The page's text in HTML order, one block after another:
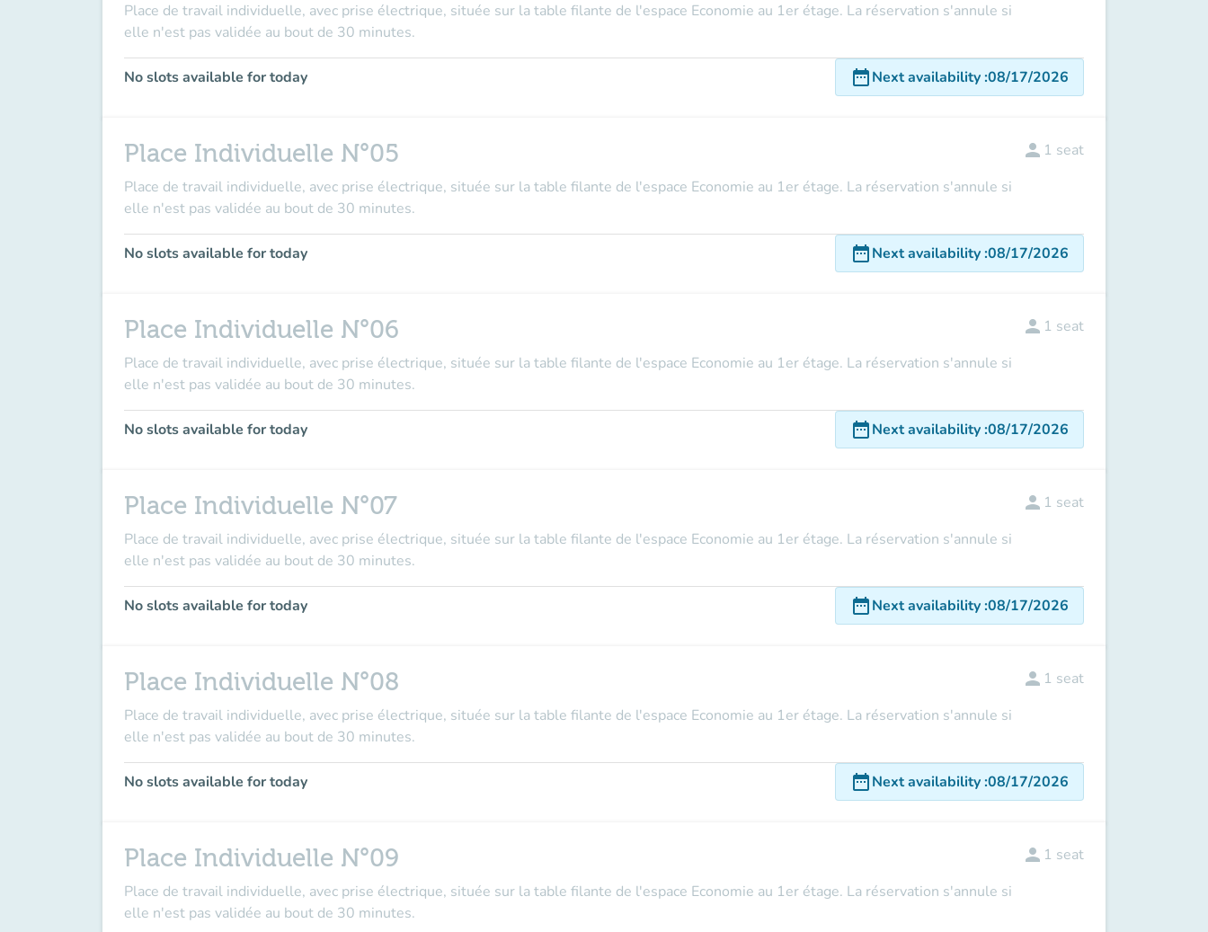
Place de travail individuelle, avec prise électrique, située sur la table filante de l'espace Economie au 1er étage. La réservation s'annule si
elle n'est pas validée au bout de 30 minutes.
No slots available for today date_rangeNext availability:08/17/2026
Place Individuelle N°05
Place de travail individuelle, avec prise électrique, située sur la table filante de l'espace Economie au 1er étage. La réservation s'annule si
elle n'est pas validée au bout de 30 minutes.
person 1 seat
No slots available for today date_rangeNext availability:08/17/2026
Place Individuelle N°06
Place de travail individuelle, avec prise électrique, située sur la table filante de l'espace Economie au 1er étage. La réservation s'annule si
elle n'est pas validée au bout de 30 minutes.
person 1 seat
No slots available for today date_rangeNext availability:08/17/2026
Place Individuelle N°07
Place de travail individuelle, avec prise électrique, située sur la table filante de l'espace Economie au 1er étage. La réservation s'annule si
elle n'est pas validée au bout de 30 minutes.
person 1 seat
No slots available for today date_rangeNext availability:08/17/2026
Place Individuelle N°08
Place de travail individuelle, avec prise électrique, située sur la table filante de l'espace Economie au 1er étage. La réservation s'annule si
elle n'est pas validée au bout de 30 minutes.
person 1 seat
No slots available for today date_rangeNext availability:08/17/2026
Place Individuelle N°09
Place de travail individuelle, avec prise électrique, située sur la table filante de l'espace Economie au 1er étage. La réservation s'annule si
elle n'est pas validée au bout de 30 minutes.
person 1 seat